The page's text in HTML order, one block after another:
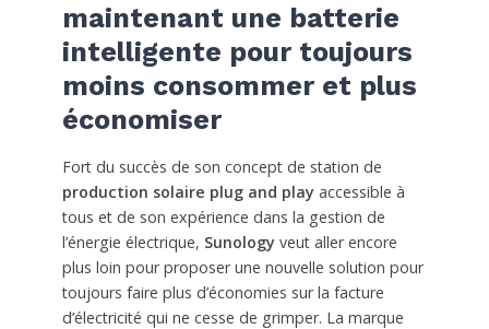
maintenant une batterie
intelligente pour toujours
moins consommer et plus
économiser
Fort du succès de son concept de station de
production solaire plug and play accessible à
tous et de son expérience dans la gestion de
l’énergie électrique, Sunologyveut aller encore
plus loin pour proposer une nouvelle solution pour
toujours faire plus d’économies sur la facture
d’électricité qui ne cesse de grimper. La marque